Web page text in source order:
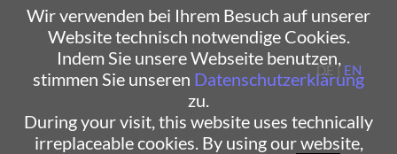
Wir verwenden bei Ihrem Besuch auf unserer
Website technisch notwendige Cookies.
Indem Sie unsere Webseite benutzen,
stimmen Sie unseren Datenschutzerklärung
zu.
During your visit, this website uses technically
irreplaceable cookies. By using our website,
DE | EN